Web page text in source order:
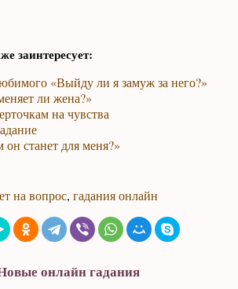
заинтересует:
«Выйду ли я замуж за него?»
ли жена?»
на чувства
станет для меня?»
на вопрос,гадания онлайн
онлайн гадания